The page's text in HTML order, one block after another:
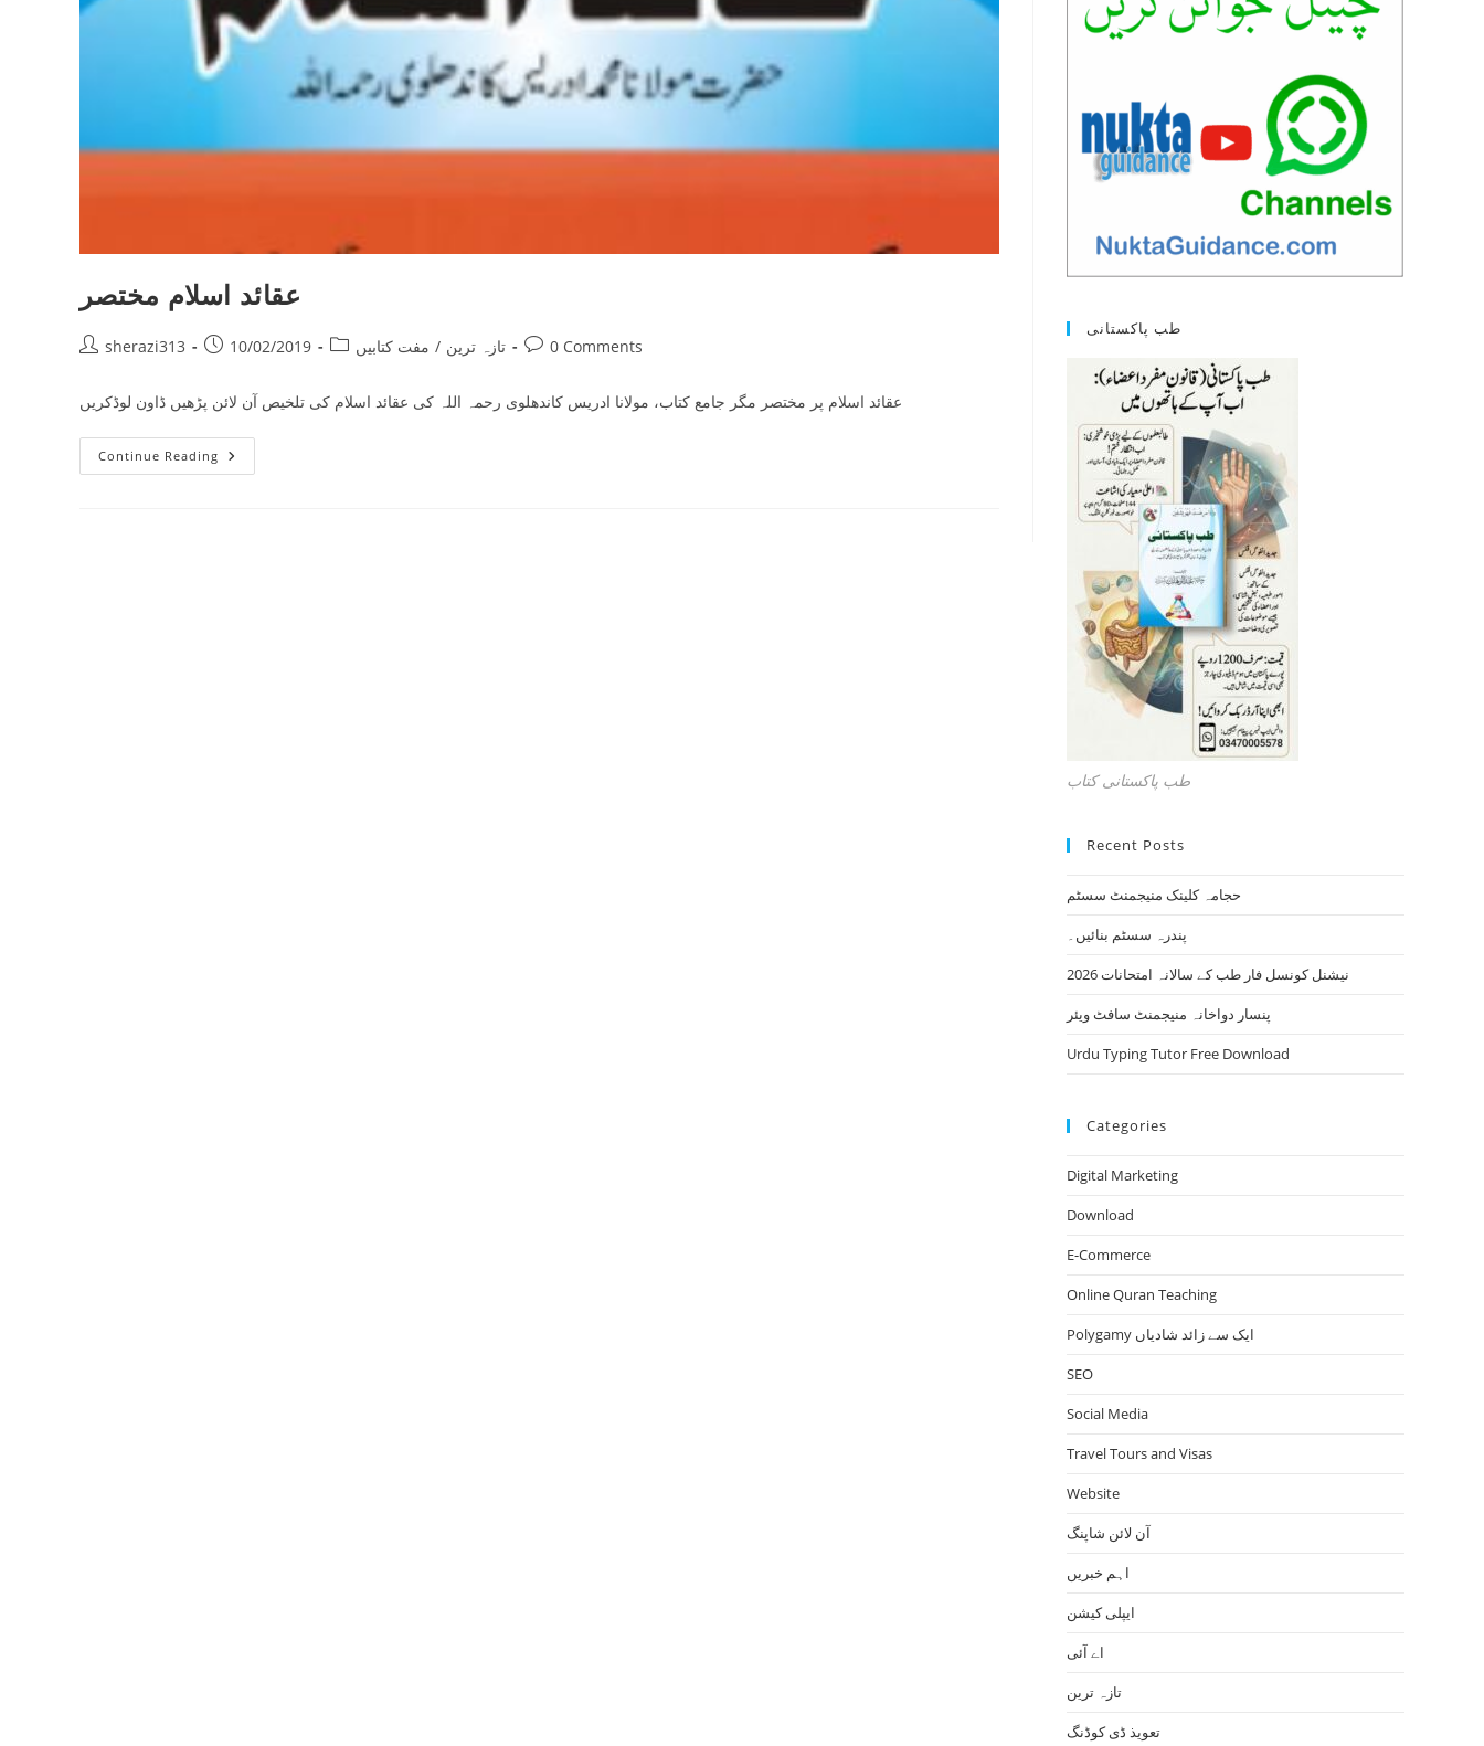
عقائد اسلام مختصر
Postsherazi313
Post10/02/2019
Post
تازہ ترین / مفت کتابیں
Post0 Comments
عقائد اسلام پر مختصر مگر جامع کتاب، مولانا ادریس کاندھلوی رحمہ اللہ کی عقائد اسلام کی تلخیص آن لائن پڑھیں ڈاون لوڈ‌کریں
Continue Reading عقائد
اسلام
طب پاکستانی
طب پاکستانی کتاب
Recent Posts
حجامہ کلینک منیجمنٹ سسٹم
پندرہ سسٹم بنائیں۔
نیشنل کونسل فار طب کے سالانہ امتحانات 2026
پنسار دواخانہ منیجمنٹ سافٹ ویئر
Urdu Typing Tutor Free Download
Categories
Digital Marketing
Download
E-Commerce
Online Quran Teaching
Polygamy ایک سے زائد شادیاں
SEO
Social Media
Travel Tours and Visas
Website
آن لائن شاپنگ
اہم خبریں
ایپلی کیشن
اے آئی
تازہ ترین
تعویذ ڈی کوڈنگ